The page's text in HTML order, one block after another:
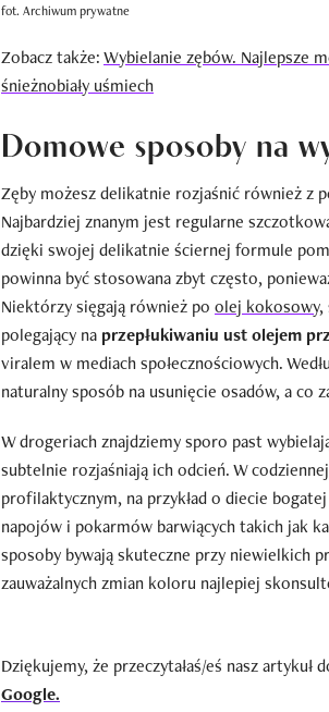
fot. Archiwum prywatne
Zobacz także:Wybielanie zębów. Najlepsze
śnieżnobiały uśmiech
Domowe sposoby na
Zęby możesz delikatnie rozjaśnić również z
Najbardziej znanym jest regularne
dzięki swojej delikatnie ściernej formule
powinna być stosowana zbyt często,
Niektórzy sięgają również po olej kokosowy,
polegający na przepłukiwaniu ust olejem
viralem w mediach społecznościowych.
naturalny sposób na usunięcie osadów, a co
W drogeriach znajdziemy sporo past
subtelnie rozjaśniają ich odcień. W
profilaktycznym, na przykład o diecie
napojów i pokarmów barwiących takich jak
sposoby bywają skuteczne przy niewielkich
zauważalnych zmian koloru najlepiej
Dziękujemy, że przeczytałaś/eś nasz artykuł
Google.